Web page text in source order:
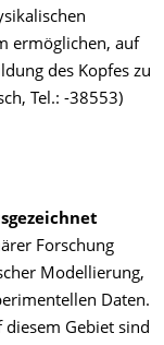
ermöglichen, auf
des Kopfes zu
Tel.: -38553)
Forschung
Modellierung,
Daten.
diesem Gebiet sind